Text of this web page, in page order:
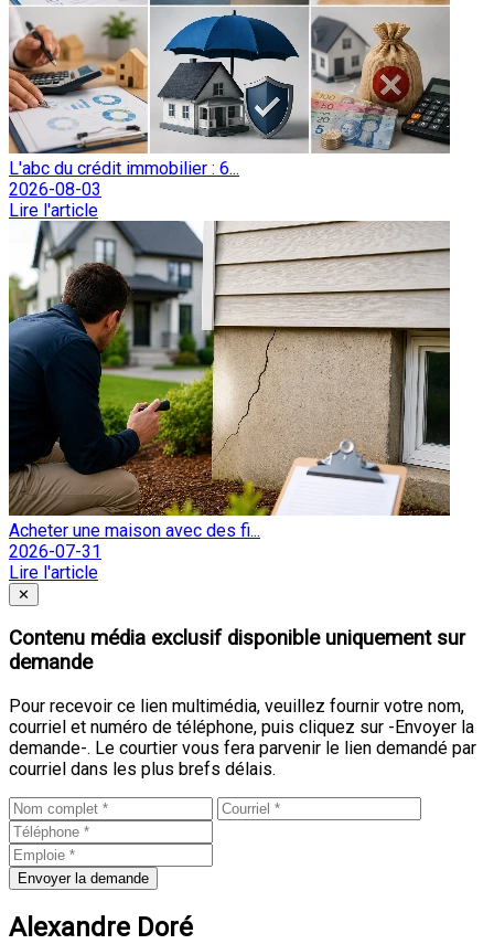
L'abc du crédit immobilier : 6...
2026-08-03
Lire l'article
Acheter une maison avec des fi...
2026-07-31
Lire l'article
Fermer
✕
Contenu média exclusif disponible uniquement sur
demande
Pour recevoir ce lien multimédia, veuillez fournir votre nom,
courriel et numéro de téléphone, puis cliquez sur -Envoyer la
demande-. Le courtier vous fera parvenir le lien demandé par
courriel dans les plus brefs délais.
Envoyer la demande
Alexandre Doré